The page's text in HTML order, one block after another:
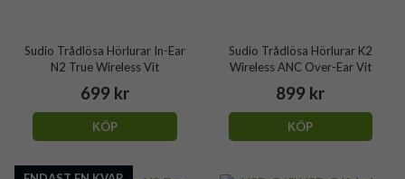
Sudio Trådlösa Hörlurar In-Ear
N2 True Wireless Vit
699 kr
KÖP
Sudio Trådlösa Hörlurar K2
Wireless ANC Over-Ear Vit
899 kr
KÖP